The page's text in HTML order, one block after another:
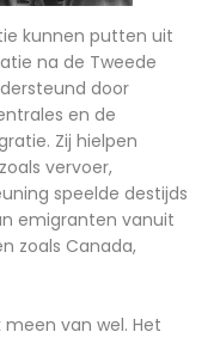
kunnen putten uit
na de Tweede
door
en de
Zij hielpen
vervoer,
speelde destijds
emigranten vanuit
zoals Canada,
van wel. Het